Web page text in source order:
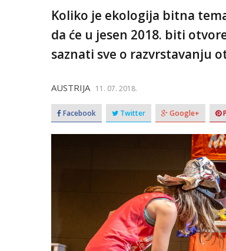
Koliko je ekologija bitna
da će u jesen 2018. biti
saznati sve o razvrstavanju
AUSTRIJA 11. 07. 2018.
Facebook Twitter Google+